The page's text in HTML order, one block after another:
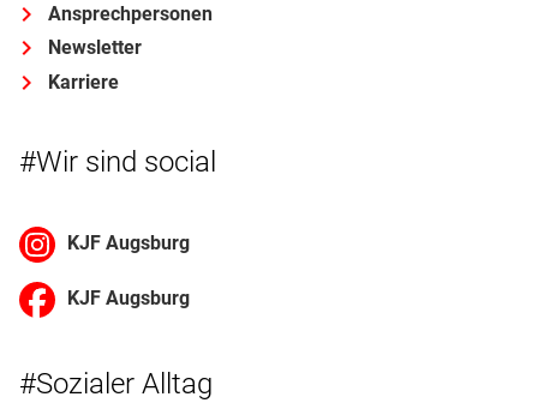
Ansprechpersonen
Newsletter
Karriere
#Wir sind social
KJF Augsburg
KJF Augsburg
#Sozialer Alltag